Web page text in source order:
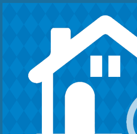
Наши победы
Видео о нас